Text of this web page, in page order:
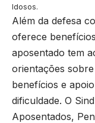
Idosos.
Além da defesa
oferece
aposentado tem
orientações
benefícios e
dificuldade. O
Aposentados,